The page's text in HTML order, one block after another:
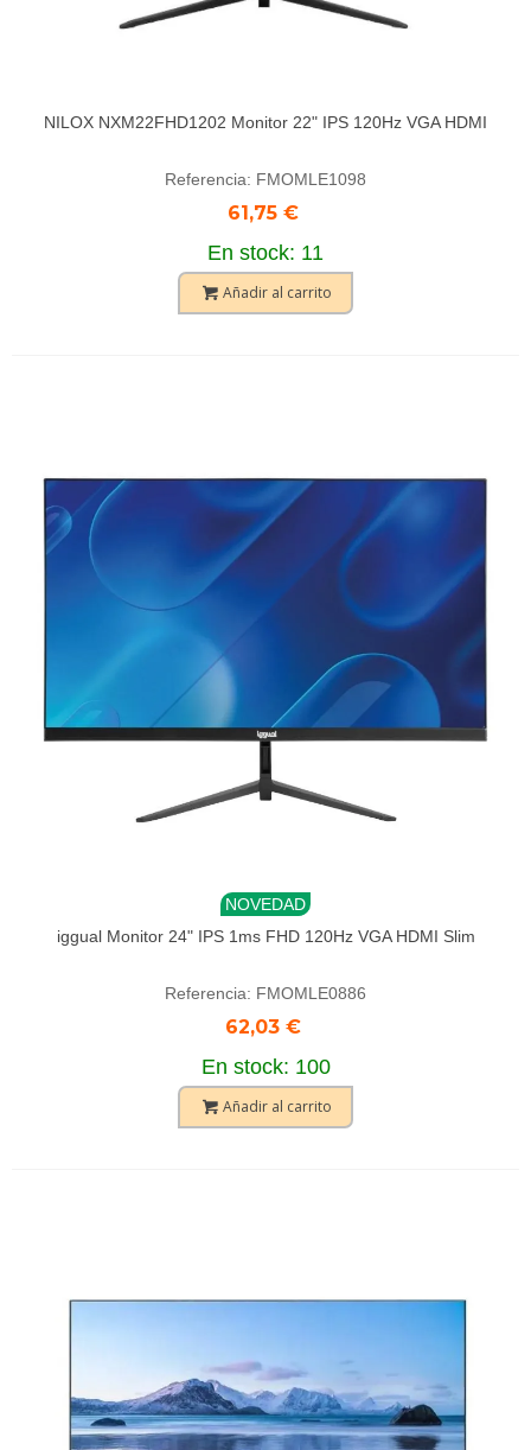
NILOX NXM22FHD1202 Monitor 22" IPS 120Hz VGA HDMI
Referencia: FMOMLE1098
61,75 €
En stock: 11
Añadir al carrito
NOVEDAD
iggual Monitor 24" IPS 1ms FHD 120Hz VGA HDMI Slim
Referencia: FMOMLE0886
62,03 €
En stock: 100
Añadir al carrito